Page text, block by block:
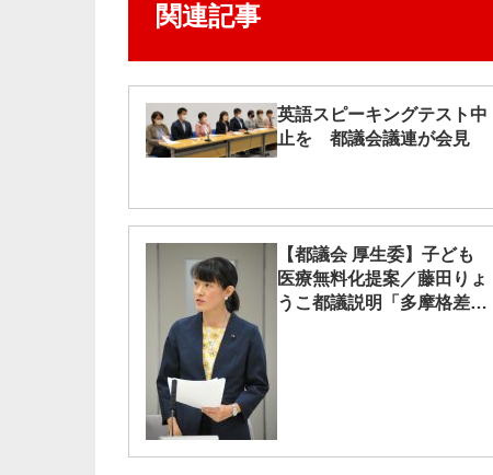
関連記事
英語スピーキングテスト中
止を 都議会議連が会見
【都議会 厚生委】子ども
医療無料化提案／藤田りょ
うこ都議説明「多摩格差な